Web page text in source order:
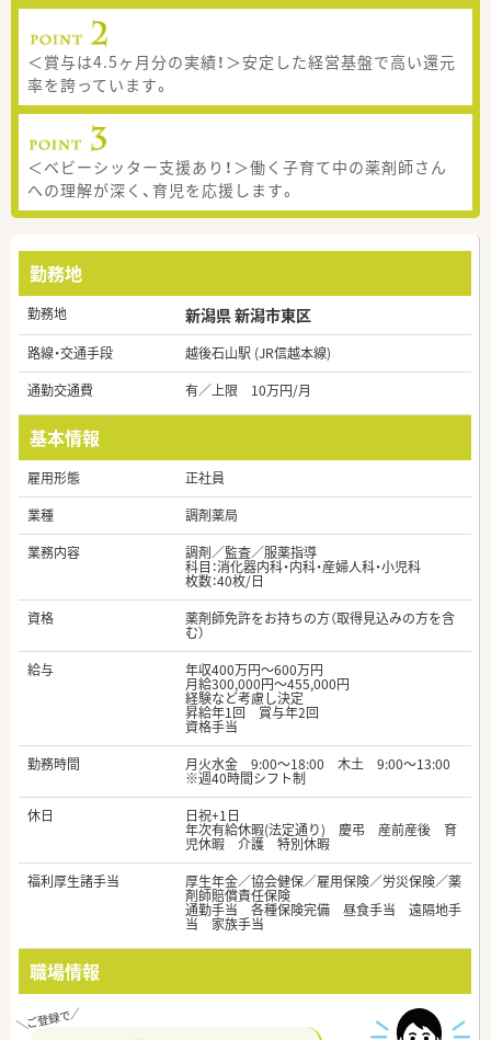
＜賞与は4.5ヶ月分の実績！＞安定した経営基盤で高い還元
率を誇っています。
＜ベビーシッター支援あり！＞働く子育て中の薬剤師さん
への理解が深く、育児を応援します。
勤務地
勤務地 新潟県 新潟市東区
路線・交通手段
越後石山駅 (JR信越本線)
通勤交通費
有／上限 10万円/月
基本情報
雇用形態
正社員
業種
調剤薬局
業務内容
調剤／監査／服薬指導
科目：消化器内科・内科・産婦人科・小児科
枚数：40枚/日
資格
薬剤師免許をお持ちの方（取得見込みの方を含
む）
給与
年収400万円～600万円
月給300,000円～455,000円
経験など考慮し決定
昇給年1回 賞与年2回
資格手当
勤務時間
月火水金 9:00～18:00 木土 9:00～13:00
※週40時間シフト制
休日
日祝+1日
年次有給休暇(法定通り) 慶弔 産前産後 育
児休暇 介護 特別休暇
福利厚生諸手当
厚生年金／協会健保／雇用保険／労災保険／薬
剤師賠償責任保険
通勤手当 各種保険完備 昼食手当 遠隔地手
当 家族手当
職場情報